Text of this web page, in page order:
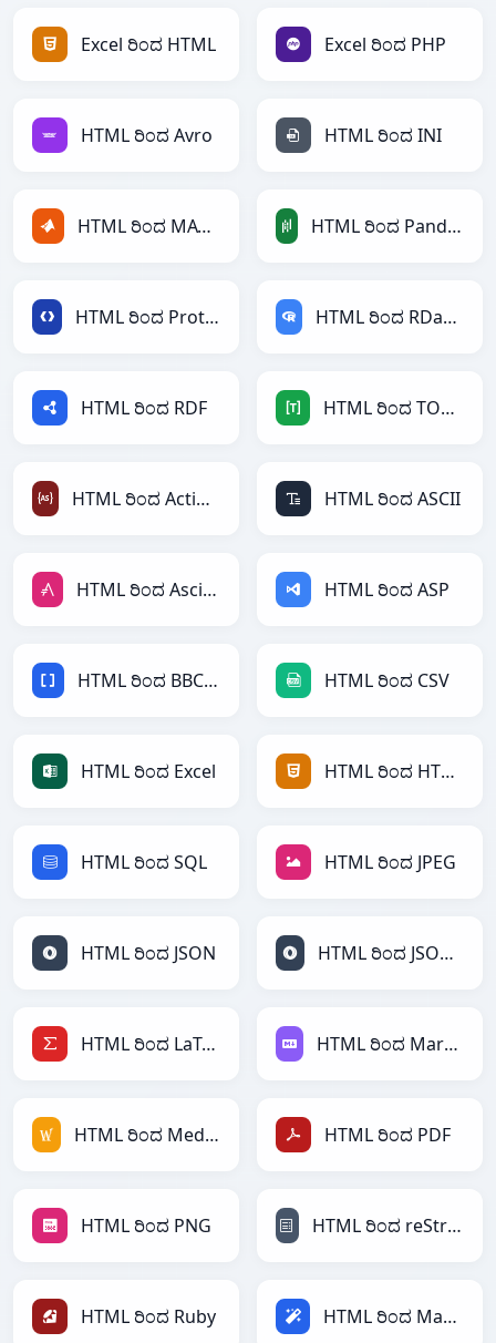
Excel ರಿಂದ HTML Excel ರಿಂದ PHP
HTML ರಿಂದ Avro HTML ರಿಂದ INI
HTML ರಿಂದ MATLAB HTML ರಿಂದ PandasDataFrame
HTML ರಿಂದ Protobuf HTML ರಿಂದ RDataFrame
HTML ರಿಂದ RDF HTML ರಿಂದ TOML
HTML ರಿಂದ ActionScript HTML ರಿಂದ ASCII
HTML ರಿಂದ AsciiDoc HTML ರಿಂದ ASP
HTML ರಿಂದ BBCode HTML ರಿಂದ CSV
HTML ರಿಂದ Excel HTML ರಿಂದ HTML
HTML ರಿಂದ SQL HTML ರಿಂದ JPEG
HTML ರಿಂದ JSON HTML ರಿಂದ JSONLines
HTML ರಿಂದ LaTeX HTML ರಿಂದ Markdown
HTML ರಿಂದ MediaWiki HTML ರಿಂದ PDF
HTML ರಿಂದ PNG HTML ರಿಂದ reStructuredText
HTML ರಿಂದ Ruby HTML ರಿಂದ Magic